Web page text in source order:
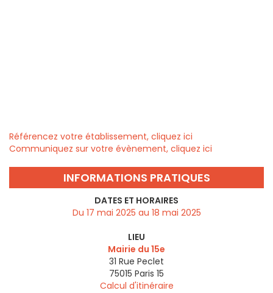
Référencez votre établissement, cliquez ici
Communiquez sur votre évènement, cliquez ici
INFORMATIONS PRATIQUES
DATES ET HORAIRES
Du 17 mai 2025 au 18 mai 2025
LIEU
Mairie du 15e
31 Rue Peclet
75015 Paris 15
Calcul d'itinéraire